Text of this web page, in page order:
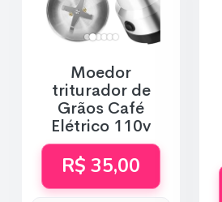
Moedor
triturador de
Grãos Café
Elétrico 110v
R$ 35,00